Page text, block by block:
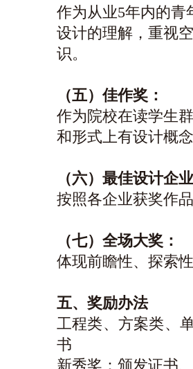
作为从业5年内的青
设计的理解，重视
识。
（五）佳作奖：
作为院校在读学生
和形式上有设计概
（六）最佳设计企
按照各企业获奖作
（七）全场大奖：
体现前瞻性、探索
五、奖励办法
工程类、方案类、
书
新秀奖：颁发证书